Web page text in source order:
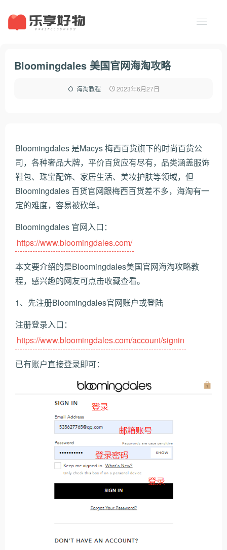
Bloomingdales 美国官网海淘攻略
海淘教程 2023年6月27日
Bloomingdales 是Macys 梅西百货旗下的时尚百货公
司，各种奢品大牌，平价百货应有尽有，品类涵盖服饰
鞋包、珠宝配饰、家居生活、美妆护肤等领域，但
Bloomingdales 百货官网跟梅西百货差不多，海淘有一
定的难度，容易被砍单。
Bloomingdales 官网入口：
https://www.bloomingdales.com/
本文要介绍的是Bloomingdales美国官网海淘攻略教
程，感兴趣的网友可点击收藏查看。
1、先注册Bloomingdales官网账户或登陆
注册登录入口：
https://www.bloomingdales.com/account/signin
已有账户直接登录即可：